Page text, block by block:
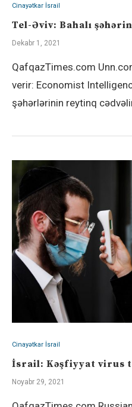
Cinayətkar İsrail
Tel-Əviv: Bahalı
Dekabr 1, 2021
QafqazTimes.com
verir: Economist
şəhərlərinin reytinq
Cinayətkar İsrail
İsrail: Kəşfiyyat virus
Noyabr 29, 2021